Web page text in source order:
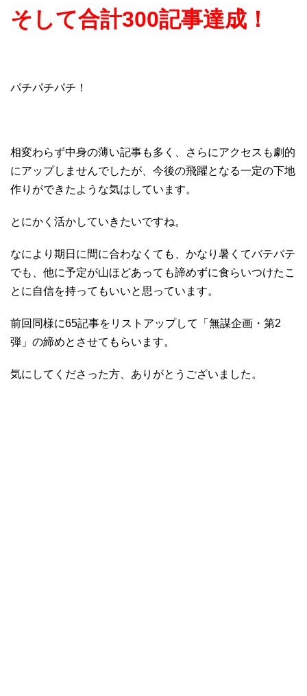
そして合計300記事達成！
パチパチパチ！
相変わらず中身の薄い記事も多く、さらにアクセスも劇的
にアップしませんでしたが、今後の飛躍となる一定の下地
作りができたような気はしています。
とにかく活かしていきたいですね。
なにより期日に間に合わなくても、かなり暑くてバテバテ
でも、他に予定が山ほどあっても諦めずに食らいつけたこ
とに自信を持ってもいいと思っています。
前回同様に65記事をリストアップして「無謀企画・第2
弾」の締めとさせてもらいます。
気にしてくださった方、ありがとうございました。